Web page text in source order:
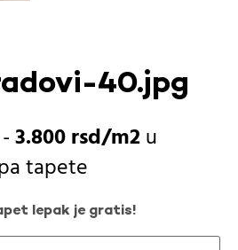
40.jpg
-3.800rsd
u
tapete
lepak je gratis!